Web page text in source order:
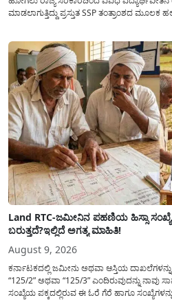
ಮಾಡಲಾಗುತ್ತಿದ್ದು ಪ್ರಸ್ತುತ SSP ತಂತ್ರಾಂಶದ
ವಿದ್ಯಾರ್ಥಿವೇತನವನ್ನು(Scholarship
ಸರಳ...
Land RTC-ಜಮೀನಿನ ಪಹಣಿಯ ಹಿಸ್ಸಾ ಸಂಖ್ಯೆ
ಬರುತ್ತದೆ?ಇಲ್ಲಿದೆ ಅಗತ್ಯ ಮಾಹಿತಿ!
August 9, 2026
ಕರ್ನಾಟಕದಲ್ಲಿ ಜಮೀನು ಅಥವಾ ಆಸ್ತಿಯ
“125/2” ಅಥವಾ “125/3” ಎಂದಿರುವುದನ್ನು ನಾವು
ಸಂಖ್ಯೆಯ ಪಕ್ಕದಲ್ಲಿರುವ ಈ ಓರೆ ಗೆರೆ ಹಾಗೂ